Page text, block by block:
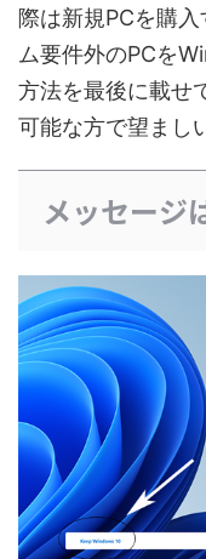
際は新規PCを購
ム要件外のPCを
方法を最後に載せ
可能な方で望まし
メッセージ